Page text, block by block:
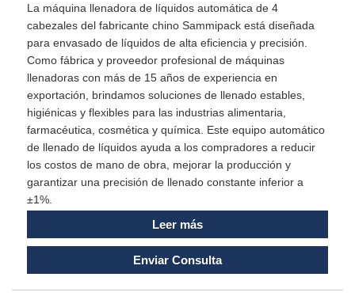
La máquina llenadora de líquidos automática de 4
cabezales del fabricante chino Sammipack está diseñada
para envasado de líquidos de alta eficiencia y precisión.
Como fábrica y proveedor profesional de máquinas
llenadoras con más de 15 años de experiencia en
exportación, brindamos soluciones de llenado estables,
higiénicas y flexibles para las industrias alimentaria,
farmacéutica, cosmética y química. Este equipo automático
de llenado de líquidos ayuda a los compradores a reducir
los costos de mano de obra, mejorar la producción y
garantizar una precisión de llenado constante inferior a
±1%.
Leer más
Enviar Consulta